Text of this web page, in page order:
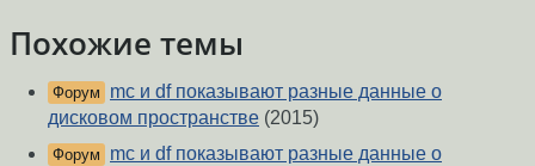
Похожие темы
Форум
mc и df показывают разные данные о
дисковом пространстве (2015)
Форум
mc и df показывают разные данные о